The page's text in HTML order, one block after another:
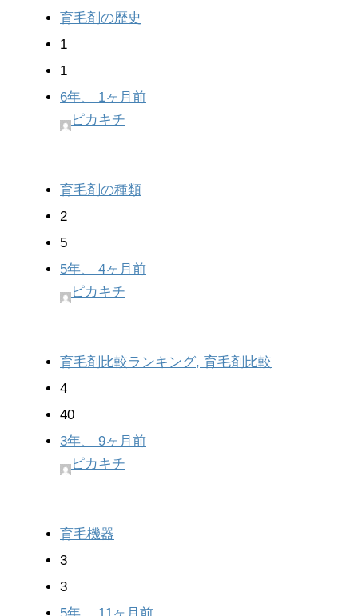
育毛剤の歴史
1
1
6年、 1ヶ月前
ピカキチ
育毛剤の種類
2
5
5年、 4ヶ月前
ピカキチ
育毛剤比較ランキング, 育毛剤比較
4
40
3年、 9ヶ月前
ピカキチ
育毛機器
3
3